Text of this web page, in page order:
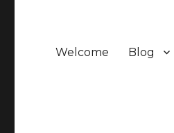
Welcome Blog